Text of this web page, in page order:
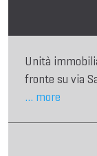
Unità
fronte su via
... more